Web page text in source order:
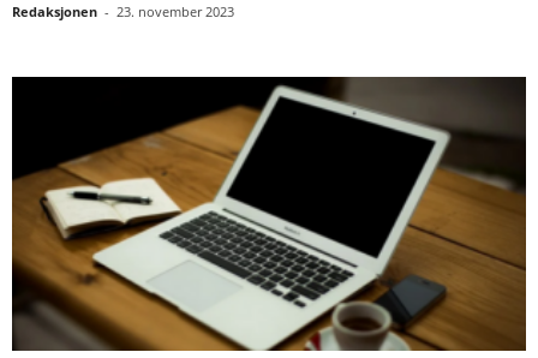
Redaksjonen - 23. november 2023